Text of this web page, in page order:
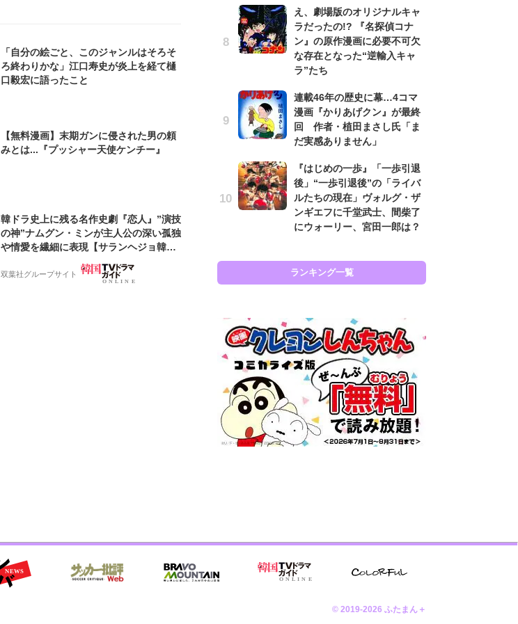
「自分の絵ごと、このジャンルはそろそ
ろ終わりかな」江口寿史が炎上を経て樋
口毅宏に語ったこと
【無料漫画】末期ガンに侵された男の頼
みとは...『プッシャー天使ケンチー』
韓ドラ史上に残る名作史劇『恋人』”演技
の神”ナムグン・ミンが主人公の深い孤独
や情愛を繊細に表現【サランヘジョ韓ド
双葉社グループサイト
え、劇場版のオリジナルキャ
ラだったの!? 『名探偵コナ
ン』の原作漫画に必要不可欠
な存在となった“逆輸入キャ
ラ”たち
連載46年の歴史に幕…4コマ
漫画『かりあげクン』が最終
回 作者・植田まさし氏「ま
だ実感ありません」
『はじめの一歩』「一歩引退
後」“一歩引退後”の「ライバ
ルたちの現在」ヴォルグ・ザ
ンギエフに千堂武士、間柴了
にウォーリー、宮田一郎は？
ランキング一覧
© 2019-2026 ふたまん＋